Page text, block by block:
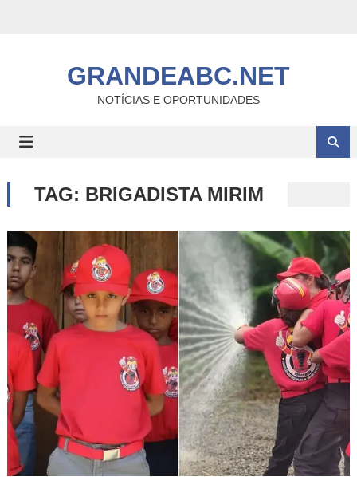
GRANDEABC.NET
NOTÍCIAS E OPORTUNIDADES
TAG: BRIGADISTA MIRIM